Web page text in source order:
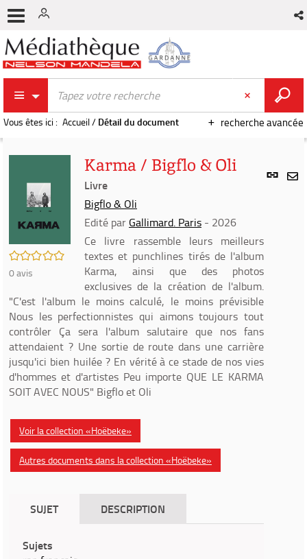
recherche avancée
Vous êtes ici : Accueil/ Détail du document
Lien
/5
0avis
Karma / Bigflo & Oli
Livre
Bigflo & Oli
Edité par Gallimard. Paris - 2026
Ce livre rassemble leurs meilleurs
textes et punchlines tirés de l'album
Karma, ainsi que des photos
exclusives de la création de l'album.
"C'est l'album le moins calculé, le moins prévisible
Nous les perfectionnistes qui aimons toujours tout
contrôler Ça sera l'album salutaire que nos fans
attendaient ? Une sortie de route dans une carrière
jusqu'ici bien huilée ? En vérité à ce stade de nos vies
d'hommes et d'artistes Peu importe QUE LE KARMA
SOIT AVEC NOUS" Bigflo et Oli
Voir la collection «Hoëbeke»
Autres documents dans la collection «Hoëbeke»
SUJET DESCRIPTION
Sujets